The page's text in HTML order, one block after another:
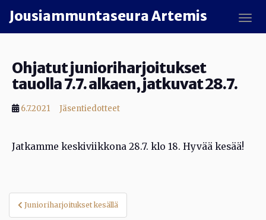
Jousiammuntaseura Artemis
Ohjatut junioriharjoitukset
tauolla 7.7. alkaen, jatkuvat 28.7.
6.7.2021 Jäsentiedotteet
Jatkamme keskiviikkona 28.7. klo 18. Hyvää kesää!
Artikkelien
selaus
Junioriharjoitukset kesällä